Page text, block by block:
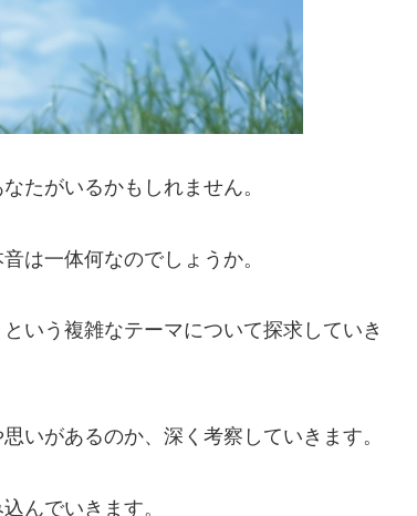
たがいるかもしれません。
は一体何なのでしょうか。
いう複雑なテーマについて探求していき
いがあるのか、深く考察していきます。
んでいきます。